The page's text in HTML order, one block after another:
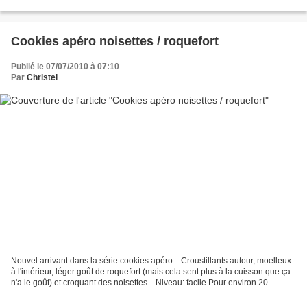
Cookies apéro noisettes / roquefort
Publié le 07/07/2010 à 07:10
Par Christel
Nouvel arrivant dans la série cookies apéro... Croustillants autour, moelleux
à l'intérieur, léger goût de roquefort (mais cela sent plus à la cuisson que ça
n'a le goût) et croquant des noisettes... Niveau: facile Pour environ 20